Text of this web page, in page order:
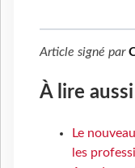
Article signé par
À lire aussi
Le
les